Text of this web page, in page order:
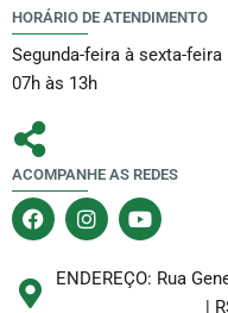
HORÁRIO DE ATENDIMENTO
Segunda-feira à sexta-feira
07h às 13h
ACOMPANHE AS REDES
F
a
b
I
n
t
a
Y
o
t
u
ENDEREÇO: Rua
|